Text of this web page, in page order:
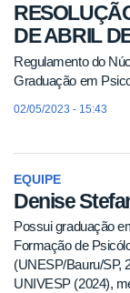
DE ABRIL
Regulamento do
Graduação em
02/05/2023 - 15:43
EQUIPE
Denise
Possui graduação
Formação de
(UNESP/Bauru/SP,
UNIVESP (2024),